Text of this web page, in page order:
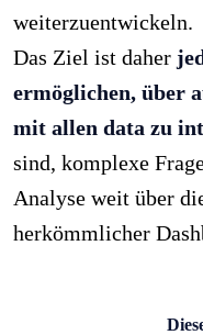
weiterzuentwickeln.
Das Ziel ist daher
ermöglichen, über
mit allen data zu
sind, komplexe
Analyse weit über
herkömmlicher